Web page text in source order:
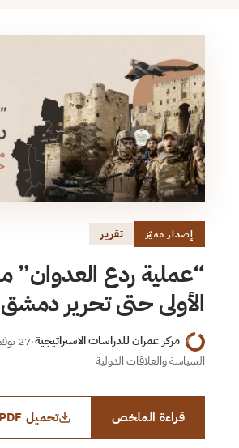
إصدار مميّز تقرير
“عملية ردع العدوان”
الأولى حتى تحرير دمشق
مركز عمران للدراسات الاستراتيجية·27 نوفمبر 2025
السياسة والعلاقات الدولية
قراءة الملخص تحميل PDF